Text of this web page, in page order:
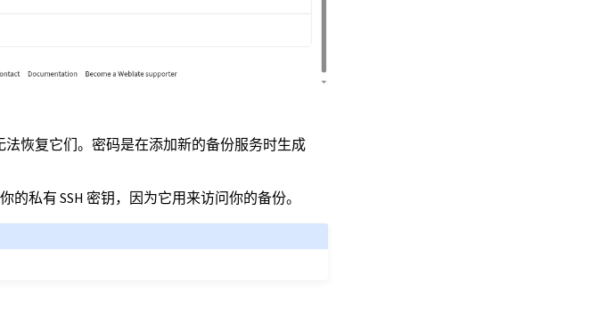
恢复它们。密码是在添加新的备份服务时生成
的私有 SSH 密钥，因为它用来访问你的备份。